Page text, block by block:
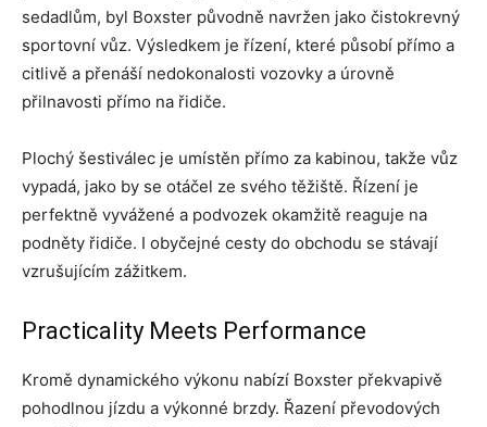
sedadlům, byl Boxster původně navržen jako čistokrevný
sportovní vůz. Výsledkem je řízení, které působí přímo a
citlivě a přenáší nedokonalosti vozovky a úrovně
přilnavosti přímo na řidiče.
Plochý šestiválec je umístěn přímo za kabinou, takže vůz
vypadá, jako by se otáčel ze svého těžiště. Řízení je
perfektně vyvážené a podvozek okamžitě reaguje na
podněty řidiče. I obyčejné cesty do obchodu se stávají
vzrušujícím zážitkem.
Practicality Meets Performance
Kromě dynamického výkonu nabízí Boxster překvapivě
pohodlnou jízdu a výkonné brzdy. Řazení převodových